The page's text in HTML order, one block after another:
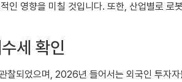
영향을 미칠 것입니다. 또한, 산업별로
세 확인
되었으며, 2026년 들어서는 외국인 투자